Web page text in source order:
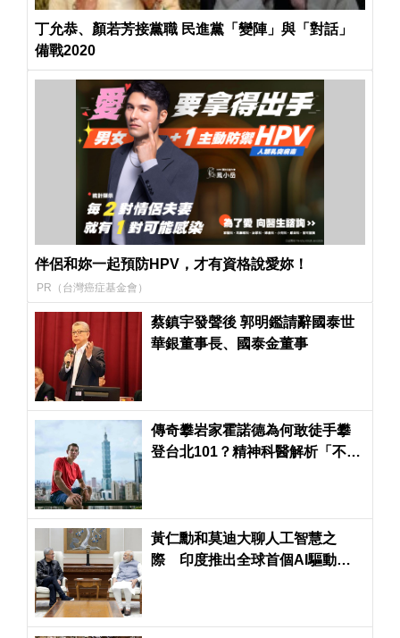
丁允恭、顏若芳接黨職 民進黨「變陣」與「對話」
備戰2020
伴侶和妳一起預防HPV，才有資格說愛妳！
PR（台灣癌症基金會）
蔡鎮宇發聲後 郭明鑑請辭國泰世
華銀董事長、國泰金董事
傳奇攀岩家霍諾德為何敢徒手攀
登台北101？精神科醫解析「不怕
黃仁勳和莫迪大聊人工智慧之
際 印度推出全球首個AI驅動反